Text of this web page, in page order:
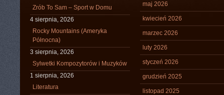
Zrób To Sam – Sport w Domu
4 sierpnia, 2026
Rocky Mountains (Ameryka
Północna)
3 sierpnia, 2026
Sylwetki Kompozytorów i Muzyków
1 sierpnia, 2026
Literatura
maj 2026
kwiecień 2026
marzec 2026
luty 2026
styczeń 2026
grudzień 2025
listopad 2025